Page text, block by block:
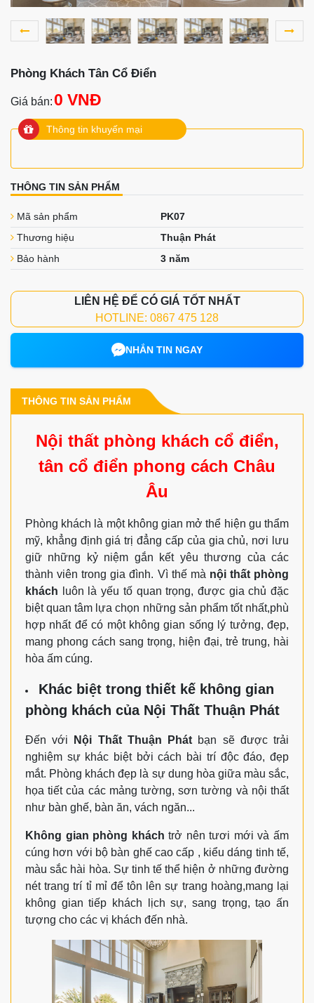
Phòng Khách Tân Cổ Điển
Giá bán: 0 VNĐ
Thông tin khuyến mại
THÔNG TIN SẢN PHẨM
Mã sản phẩm
PK07
Thương hiệu
Thuận Phát
Bảo hành
3 năm
LIÊN HỆ ĐỂ CÓ GIÁ TỐT NHẤT
HOTLINE: 0867 475 128
NHẮN TIN NGAY
THÔNG TIN SẢN PHẨM
Nội thất phòng khách cổ điển,
tân cổ điển phong cách Châu
Âu
Phòng khách là một không gian mở thể hiện gu thẩm
mỹ, khẳng định giá trị đẳng cấp của gia chủ, nơi lưu
giữ những kỷ niệm gắn kết yêu thương của các
thành viên trong gia đình. Vì thế mà nội thất phòng
khách
luôn là yếu tố quan trọng, được gia chủ đặc
biệt quan tâm lựa chọn những sản phẩm tốt nhất,phù
hợp nhất để có một không gian sống lý tưởng, đẹp,
mang phong cách sang trọng, hiện đại, trẻ trung, hài
hòa ấm cúng.
Khác biệt trong thiết kế không gian
phòng khách của Nội Thất Thuận Phát
Đến với Nội Thất Thuận Phát bạn sẽ được trải
nghiệm sự khác biệt bởi cách bài trí độc đáo, đẹp
mắt. Phòng khách đẹp là sự dung hòa giữa màu sắc,
họa tiết của các mảng tường, sơn tường và nội thất
như bàn ghế, bàn ăn, vách ngăn...
Không gian phòng khách trở nên tươi mới và ấm
cúng hơn với bộ bàn ghế cao cấp , kiểu dáng tinh tế,
màu sắc hài hòa. Sự tinh tế thể hiện ở những đường
nét trang trí tỉ mỉ để tôn lên sự trang hoàng,mang lại
không gian tiếp khách lịch sự, sang trọng, tạo ấn
tượng cho các vị khách đến nhà.